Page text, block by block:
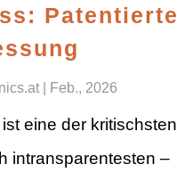
Patentierte
| Feb., 2026
eine der kritischsten
intransparentesten –